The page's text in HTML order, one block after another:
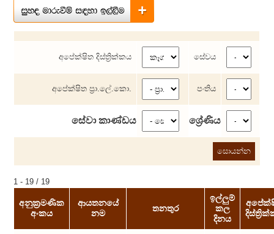
අපේක්ෂිත දිස්ත්‍රික්කය සේවය
අපේක්ෂිත ප්‍රා.ලේ.කො. පංතිය
සේවා කාණ්ඩය ශ්‍රේණිය
1 - 19 / 19
අනුක්‍රමණික
අංකය
ආයතනයේ
නම
තනතුර
ඉල්ලුම්
කල
දිනය